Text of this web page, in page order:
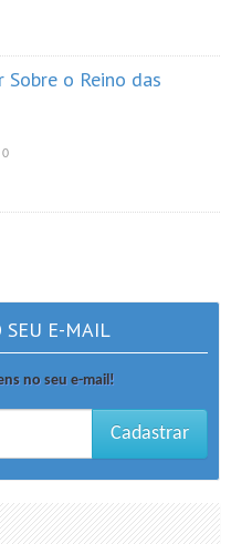
Sobre o Reino das
0
SEU E-MAIL
no seu e-mail!
Cadastrar